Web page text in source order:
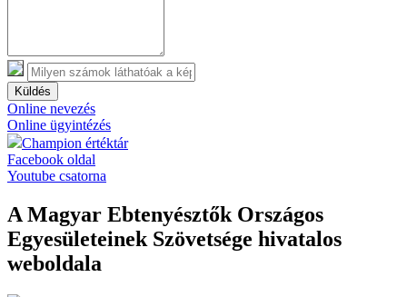
Küldés
Online nevezés
Online ügyintézés
Champion értéktár
Facebook oldal
Youtube csatorna
A Magyar Ebtenyésztők Országos
Egyesületeinek Szövetsége hivatalos
weboldala